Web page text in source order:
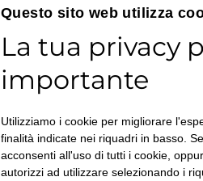
Email*
Privacy Policy*
ISCRIVITI
Questo sito web utilizza
La tua privacy
importante
Utilizziamo i cookie per migliorare
finalità indicate nei riquadri in basso.
acconsenti all'uso di tutti i cookie,
autorizzi ad utilizzare selezionando i